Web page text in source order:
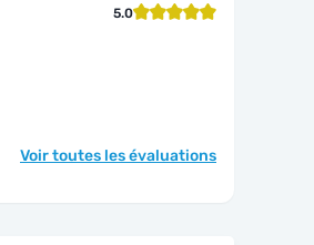
5.0
Voir toutes les évaluations